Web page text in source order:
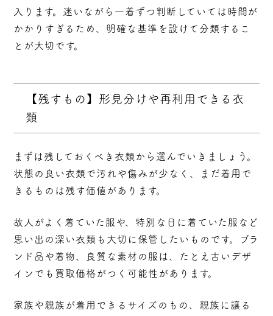
入ります。迷いながら一着ずつ判断していては時間が
かかりすぎるため、明確な基準を設けて分類するこ
とが大切です。
【残すもの】形見分けや再利用できる衣
類
まずは残しておくべき衣類から選んでいきましょう。
状態の良い衣類で汚れや傷みが少なく、まだ着用で
きるものは残す価値があります。
故人がよく着ていた服や、特別な日に着ていた服など
思い出の深い衣類も大切に保管したいものです。ブラ
ンド品や着物、良質な素材の服は、たとえ古いデザ
インでも買取価格がつく可能性があります。
家族や親族が着用できるサイズのもの、親族に譲る